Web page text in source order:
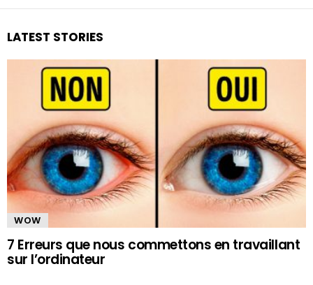
LATEST STORIES
WOW
7 Erreurs que nous commettons en travaillant
sur l’ordinateur